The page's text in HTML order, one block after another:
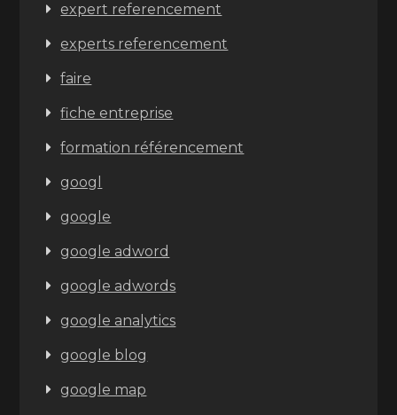
expert referencement
experts referencement
faire
fiche entreprise
formation référencement
googl
google
google adword
google adwords
google analytics
google blog
google map